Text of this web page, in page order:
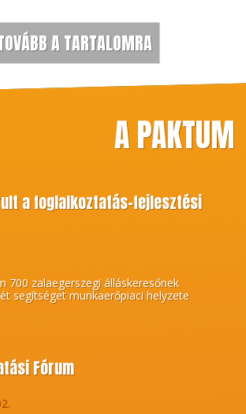
A TARTALOMRA
A PAKTUM
a foglalkoztatás-fejlesztési
700 zalaegerszegi álláskeresőnek
segítséget munkaerőpiaci helyzete
Fórum